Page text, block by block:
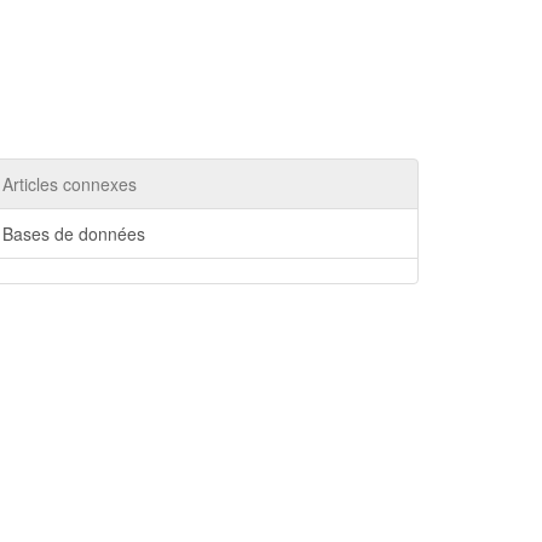
Articles connexes
Bases de données